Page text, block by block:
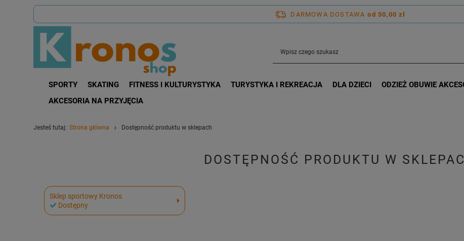
DARMOWA DOSTAWA od 50,00 zł
SPORTY SKATING FITNESS I KULTURYSTYKA TURYSTYKA I REKREACJA DLA DZIECI ODZIEŻ OBUWIE
AKCESORIA NA PRZYJĘCIA
Jesteś tutaj: Strona główna Dostępność produktu w sklepach
DOSTĘPNOŚĆ PRODUKTU W
Sklep sportowy Kronos
Dostępny